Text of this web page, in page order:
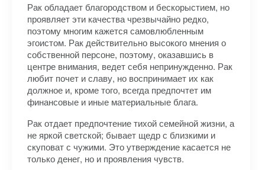
Рак обладает благородством и бескорыстием, но
проявляет эти качества чрезвычайно редко,
поэтому многим кажется самовлюбленным
эгоистом. Рак действительно высокого мнения о
собственной персоне, поэтому, оказавшись в
центре внимания, ведет себя непринужденно. Рак
любит почет и славу, но воспринимает их как
должное и, кроме того, всегда предпочтет им
финансовые и иные материальные блага.
Рак отдает предпочтение тихой семейной жизни, а
не яркой светской; бывает щедр с близкими и
скуповат с чужими. Это утверждение касается не
только денег, но и проявления чувств.